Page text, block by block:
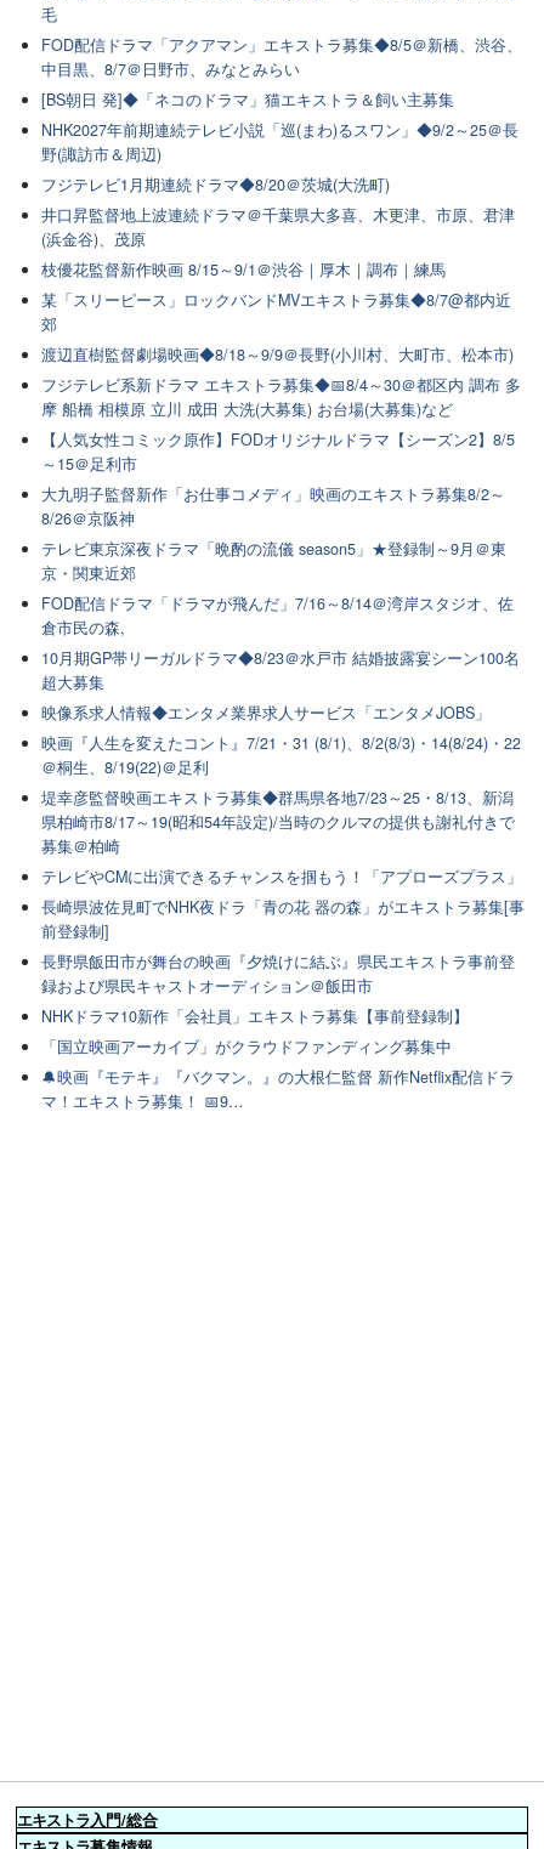
毛
FOD配信ドラマ「アクアマン」エキストラ募集◆8/5＠新橋、渋谷、
中目黒、8/7＠日野市、みなとみらい
[BS朝日 発]◆「ネコのドラマ」猫エキストラ＆飼い主募集
NHK2027年前期連続テレビ小説「巡(まわ)るスワン」◆9/2～25＠長
野(諏訪市＆周辺)
フジテレビ1月期連続ドラマ◆8/20＠茨城(大洗町)
井口昇監督地上波連続ドラマ＠千葉県大多喜、木更津、市原、君津
(浜金谷)、茂原
枝優花監督新作映画 8/15～9/1＠渋谷｜厚木｜調布｜練馬
某「スリーピース」ロックバンドMVエキストラ募集◆8/7@都内近
郊
渡辺直樹監督劇場映画◆8/18～9/9＠長野(小川村、大町市、松本市)
フジテレビ系新ドラマ エキストラ募集◆📅8/4～30＠都区内 調布 多
摩 船橋 相模原 立川 成田 大洗(大募集) お台場(大募集)など
【人気女性コミック原作】FODオリジナルドラマ【シーズン2】8/5
～15＠足利市
大九明子監督新作「お仕事コメディ」映画のエキストラ募集8/2～
8/26＠京阪神
テレビ東京深夜ドラマ「晩酌の流儀 season5」★登録制～9月＠東
京・関東近郊
FOD配信ドラマ「ドラマが飛んだ」7/16～8/14＠湾岸スタジオ、佐
倉市民の森,
10月期GP帯リーガルドラマ◆8/23＠水戸市 結婚披露宴シーン100名
超大募集
映像系求人情報◆エンタメ業界求人サービス「エンタメJOBS」
映画『人生を変えたコント』7/21・31 (8/1)、8/2(8/3)・14(8/24)・22
＠桐生、8/19(22)＠足利
堤幸彦監督映画エキストラ募集◆群馬県各地7/23～25・8/13、新潟
県柏崎市8/17～19(昭和54年設定)/当時のクルマの提供も謝礼付きで
募集＠柏崎
テレビやCMに出演できるチャンスを掴もう！「アプローズプラス」
長崎県波佐見町でNHK夜ドラ「青の花 器の森」がエキストラ募集[事
前登録制]
長野県飯田市が舞台の映画『夕焼けに結ぶ』県民エキストラ事前登
録および県民キャストオーディション＠飯田市
NHKドラマ10新作「会社員」エキストラ募集【事前登録制】
「国立映画アーカイブ」がクラウドファンディング募集中
🔔映画『モテキ』『バクマン。』の大根仁監督 新作Netflix配信ドラ
マ！エキストラ募集！ 📅9…
エキストラ入門/総合